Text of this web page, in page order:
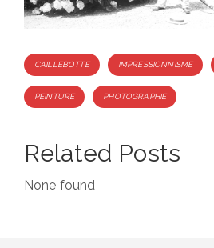
Tags
CAILLEBOTTE IMPRESSIONNISME
PEINTURE PHOTOGRAPHIE
Related Posts
None found